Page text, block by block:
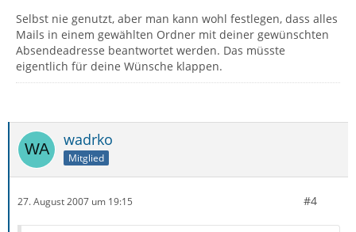
Selbst nie genutzt, aber man kann wohl festlegen, dass alles
Mails in einem gewählten Ordner mit deiner gewünschten
Absendeadresse beantwortet werden. Das müsste
eigentlich für deine Wünsche klappen.
wadrko
Mitglied
27. August 2007 um 19:15 #4